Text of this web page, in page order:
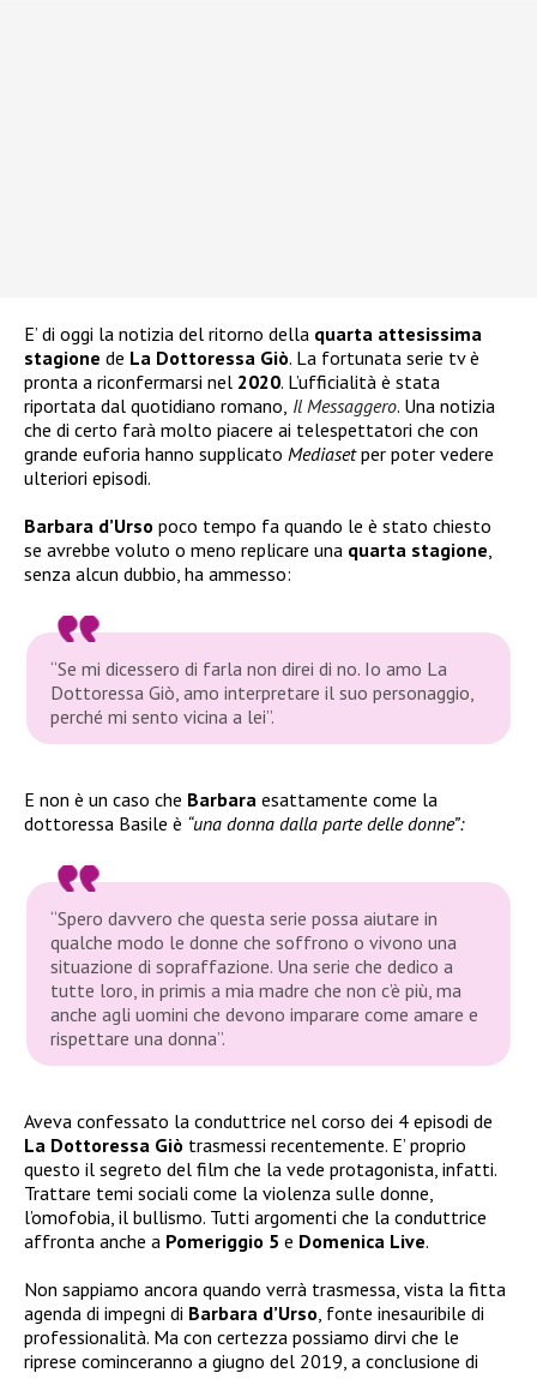
E’ di oggi la notizia del ritorno della quarta attesissima
stagione de La Dottoressa Giò. La fortunata serie tv è
pronta a riconfermarsi nel 2020. L’ufficialità è stata
riportata dal quotidiano romano, Il Messaggero. Una notizia
che di certo farà molto piacere ai telespettatori che con
grande euforia hanno supplicato Mediasetper poter vedere
ulteriori episodi.
Barbara d’Urso poco tempo fa quando le è stato chiesto
se avrebbe voluto o meno replicare una quarta stagione
senza alcun dubbio, ha ammesso:
“Se mi dicessero di farla non direi di no. Io amo La
Dottoressa Giò, amo interpretare il suo personaggio,
perché mi sento vicina a lei”.
E non è un caso che Barbara esattamente come la
dottoressa Basile è “una donna dalla parte delle donne”:
“Spero davvero che questa serie possa aiutare in
qualche modo le donne che soffrono o vivono una
situazione di sopraffazione. Una serie che dedico a
tutte loro, in primis a mia madre che non c’è più, ma
anche agli uomini che devono imparare come amare e
rispettare una donna”.
Aveva confessato la conduttrice nel corso dei 4 episodi de
La Dottoressa Giò trasmessi recentemente. E’ proprio
questo il segreto del film che la vede protagonista, infatti.
Trattare temi sociali come la violenza sulle donne,
l’omofobia, il bullismo. Tutti argomenti che la conduttrice
affronta anche a Pomeriggio 5 e Domenica Live.
Non sappiamo ancora quando verrà trasmessa, vista la fitta
agenda di impegni di Barbara d’Urso, fonte inesauribile di
professionalità. Ma con certezza possiamo dirvi che le
riprese cominceranno a giugno del 2019, a conclusione di